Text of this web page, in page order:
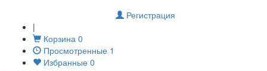
Регистрация
|
Корзина 0
Просмотренные 1
Избранные 0